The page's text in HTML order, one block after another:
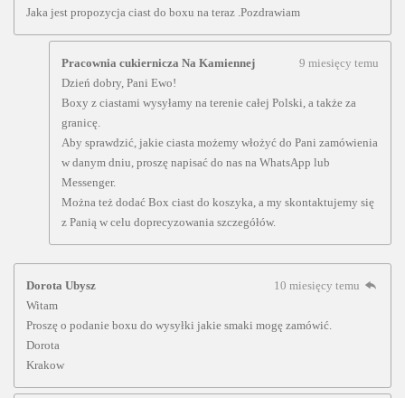
Jaka jest propozycja ciast do boxu na teraz .Pozdrawiam
Pracownia cukiernicza Na Kamiennej
9 miesięcy temu
Dzień dobry, Pani Ewo!
Boxy z ciastami wysyłamy na terenie całej Polski, a także za
granicę.
Aby sprawdzić, jakie ciasta możemy włożyć do Pani zamówienia
w danym dniu, proszę napisać do nas na WhatsApp lub
Messenger.
Można też dodać Box ciast do koszyka, a my skontaktujemy się
z Panią w celu doprecyzowania szczegółów.
Dorota Ubysz
10 miesięcy temu
Witam
Proszę o podanie boxu do wysyłki jakie smaki mogę zamówić.
Dorota
Krakow